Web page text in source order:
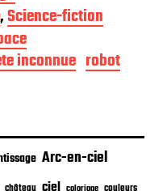
,Science-fiction
inconnue robot
Arc-en-ciel